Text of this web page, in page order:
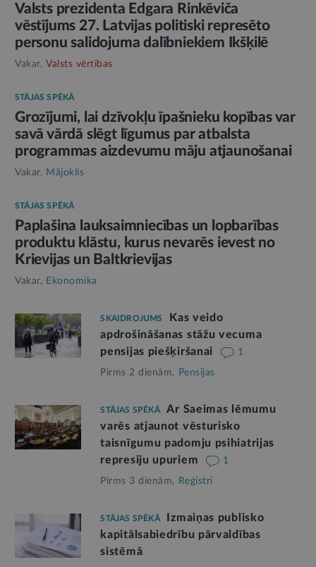
Valsts prezidenta Edgara Rinkēviča
vēstījums 27. Latvijas politiski represēto
personu salidojuma dalībniekiem Ikšķilē
Vakar, Valsts vērtības
STĀJAS SPĒKĀ
Grozījumi, lai dzīvokļu īpašnieku kopības var
savā vārdā slēgt līgumus par atbalsta
programmas aizdevumu māju atjaunošanai
Vakar, Mājoklis
STĀJAS SPĒKĀ
Paplašina lauksaimniecības un lopbarības
produktu klāstu, kurus nevarēs ievest no
Krievijas un Baltkrievijas
Vakar, Ekonomika
SKAIDROJUMS
Kas veido
apdrošināšanas stāžu vecuma
pensijas piešķiršanai
1
Pirms 2 dienām, Pensijas
STĀJAS SPĒKĀ
Ar Saeimas lēmumu
varēs atjaunot vēsturisko
taisnīgumu padomju psihiatrijas
represiju upuriem
1
Pirms 3 dienām, Reģistri
STĀJAS SPĒKĀ
Izmaiņas publisko
kapitālsabiedrību pārvaldības
sistēmā